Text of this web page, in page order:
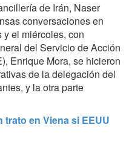
de Irán, Naser
conversaciones en
el miércoles, con
del Servicio de Acción
Enrique Mora, se hicieron
de la delegación del
y la otra parte
trato en Viena si EEUU